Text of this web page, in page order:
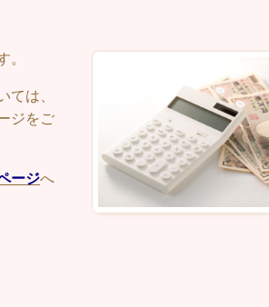
。
ては、
ジをご
ージへ